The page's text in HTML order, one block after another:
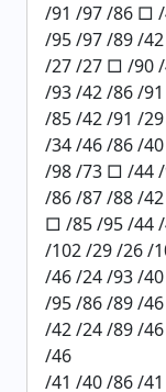
/91 /97 /86 □
/95 /97 /89 /
/27 /27 □ /90
/93 /42 /86 /
/85 /42 /91 /29
/34 /46 /86 /
/98 /73 □ /44
/86 /87 /88 /
□ /85 /95 /44
/102 /29 /26 /
/46 /24 /93 /
/95 /86 /89 /
/42 /24 /89 /
/46
/41 /40 /86 /